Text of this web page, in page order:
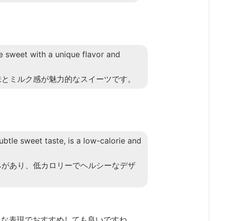
sweet with a unique flavor and
ミルク感が魅力的なスイーツです。
sweet taste, is a low-calorie and
あり、低カロリーでヘルシーなデザ